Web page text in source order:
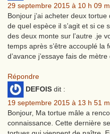
29 septembre 2015 à 10 h 09
Bonjour j’ai acheter deux tortue
de quel espèce il s’agit et si ce
des deux monte sur l’autre .je
temps après s’être accouplé la
d’avance j’essaye fais de
Répondre
DEFOIS dit :
19 septembre 2015 à 13 h 51
Bonjour, Ma tortue mâle a
connaissance. Cette dernière